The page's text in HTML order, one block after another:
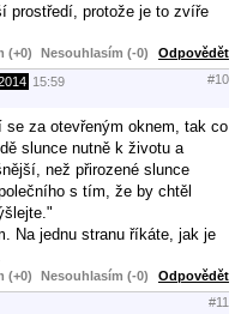
prostředí, protože je to zvíře
(+0) Nesouhlasím (-0) Odpovědět
15:59 #10
za otevřeným oknem, tak co
slunce nutně k životu a
než přirozené slunce
s tím, že by chtěl
Na jednu stranu říkáte, jak je
(+0) Nesouhlasím (-0) Odpovědět
#11